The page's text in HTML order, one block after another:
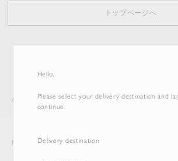
Hello,
Please select your delivery destination and
continue.
Delivery destination
トップページへ
AURALEE ITEM
Newsletter